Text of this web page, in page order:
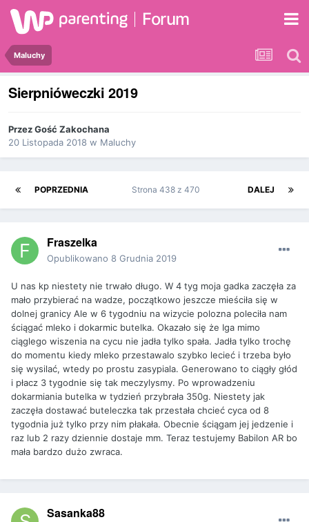
Forum
Maluchy
Sierpnióweczki 2019
Przez Gość Zakochana
20 Listopada 2018 w Maluchy
POPRZEDNIA DALEJ
Strona 438 z 470
Fraszelka
Opublikowano 8 Grudnia 2019
U nas kp niestety nie trwało długo. W 4 tyg moja gadka zaczęła za
mało przybierać na wadze, początkowo jeszcze mieściła się w
dolnej granicy Ale w 6 tygodniu na wizycie polozna poleciła nam
ściągać mleko i dokarmic butelka. Okazało się że Iga mimo
ciąglego wiszenia na cycu nie jadła tylko spała. Jadła tylko trochę
do momentu kiedy mleko przestawalo szybko lecieć i trzeba było
się wysilać, wtedy po prostu zasypiala. Generowano to ciągły głód
i płacz 3 tygodnie się tak meczylysmy. Po wprowadzeniu
dokarmiania butelka w tydzień przybrała 350g. Niestety jak
zaczęła dostawać buteleczka tak przestała chcieć cyca od 8
tygodnia już tylko przy nim płakała. Obecnie ściągam jej jedzenie i
raz lub 2 razy dziennie dostaje mm. Teraz testujemy Babilon AR bo
mała bardzo dużo zwraca.
Sasanka88